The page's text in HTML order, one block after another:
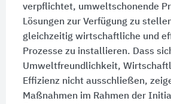
verpflichtet, umweltschonende
Lösungen zur Verfügung zu
gleichzeitig wirtschaftliche und
Prozesse zu installieren. Dass
Umweltfreundlichkeit,
Effizienz nicht ausschließen,
Maßnahmen im Rahmen der